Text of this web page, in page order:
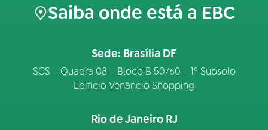
Saiba onde está a EBC
Sede: Brasília DF
SCS – Quadra 08 – Bloco B 50/60 – 1º Subsolo
Edifício Venâncio Shopping
Rio de Janeiro RJ